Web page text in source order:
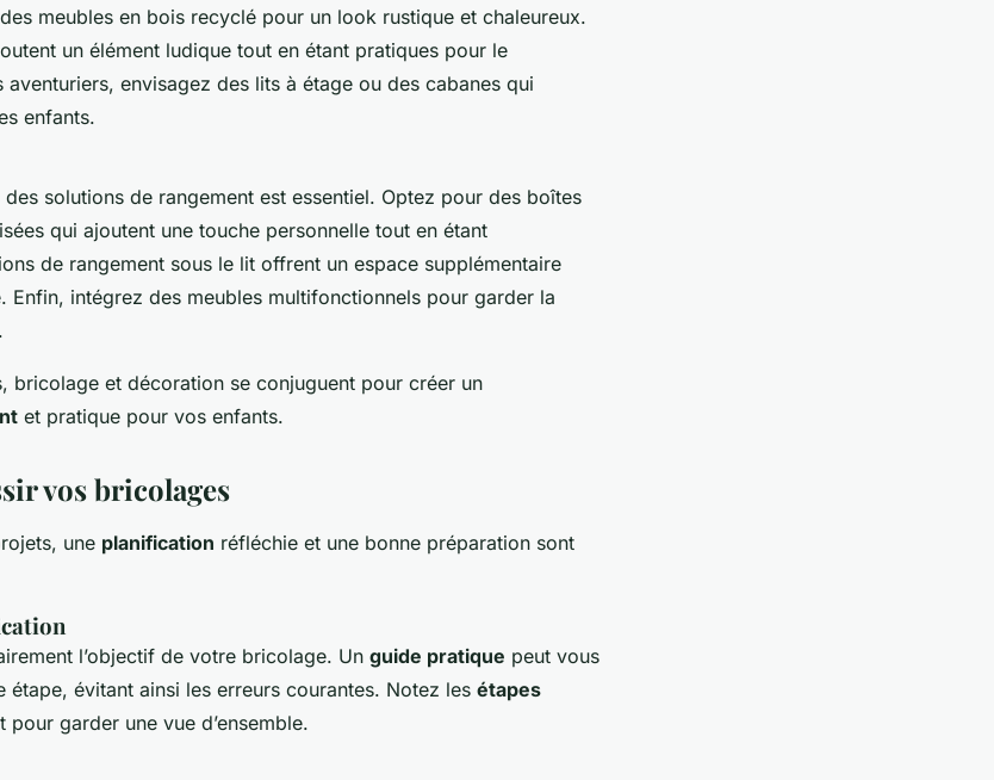
meubles en bois recyclé pour un look rustique et chaleureux.
un élément ludique tout en étant pratiques pour le
aventuriers, envisagez des lits à étage ou des cabanes qui
enfants.
des solutions de rangement est essentiel. Optez pour des boîtes
qui ajoutent une touche personnelle tout en étant
de rangement sous le lit offrent un espace supplémentaire
Enfin, intégrez des meubles multifonctionnels pour garder la
bricolage et décoration se conjuguent pour créer un
et pratique pour vos enfants.
vos bricolages
une planification réfléchie et une bonne préparation sont
l’objectif de votre bricolage. Un guide pratique peut vous
étape, évitant ainsi les erreurs courantes. Notez les étapes
pour garder une vue d’ensemble.